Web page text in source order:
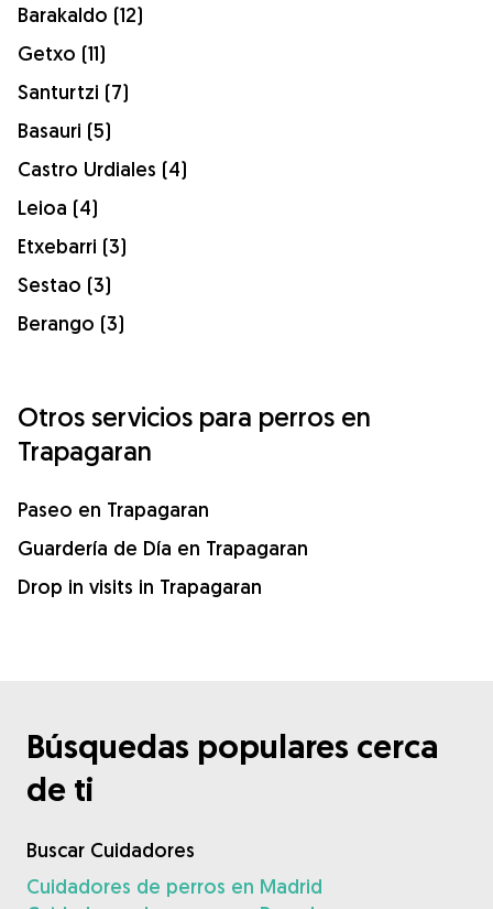
Barakaldo (12)
Getxo (11)
Santurtzi (7)
Basauri (5)
Castro Urdiales (4)
Leioa (4)
Etxebarri (3)
Sestao (3)
Berango (3)
Otros servicios para perros en
Trapagaran
Paseo en Trapagaran
Guardería de Día en Trapagaran
Drop in visits in Trapagaran
Búsquedas populares cerca
de ti
Buscar Cuidadores
Cuidadores de perros en Madrid